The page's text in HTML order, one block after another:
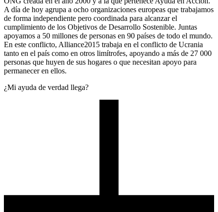
A día de hoy agrupa a ocho organizaciones europeas que trabajamos
de forma independiente pero coordinada para alcanzar el
cumplimiento de los Objetivos de Desarrollo Sostenible. Juntas
apoyamos a 50 millones de personas en 90 países de todo el mundo.
En este conflicto, Alliance2015 trabaja en el conflicto de Ucrania
tanto en el país como en otros limítrofes, apoyando a más de 27 000
personas que huyen de sus hogares o que necesitan apoyo para
permanecer en ellos.
¿Mi ayuda de verdad llega?